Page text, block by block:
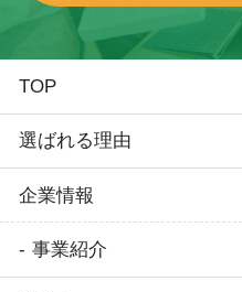
TOP
選ばれる理由
企業情報
事業紹介